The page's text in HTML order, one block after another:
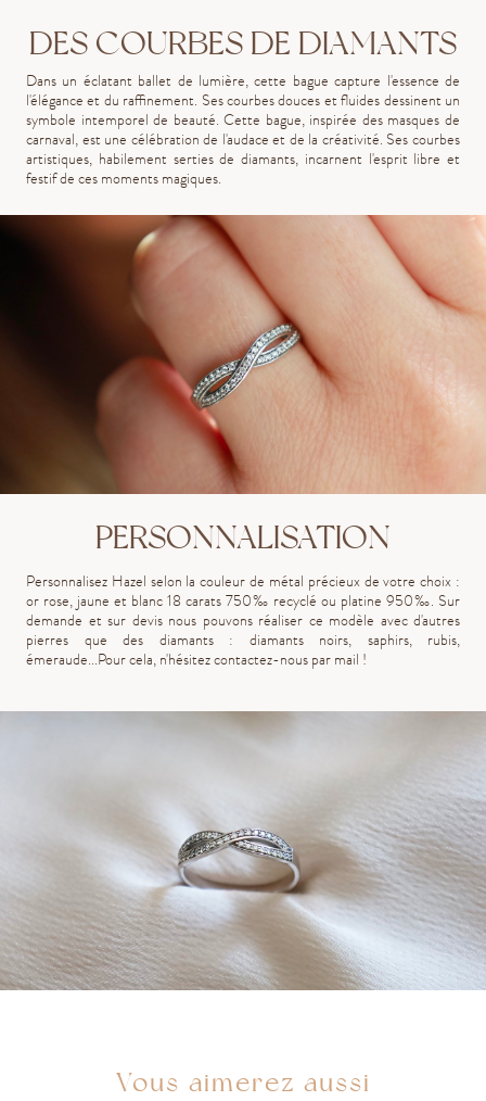
DES COURBES DE DIAMANTS
Dans un éclatant ballet de lumière, cette bague capture l'essence de
l'élégance et du raffinement. Ses courbes douces et fluides dessinent un
symbole intemporel de beauté. Cette bague, inspirée des masques de
carnaval, est une célébration de l'audace et de la créativité. Ses courbes
artistiques, habilement serties de diamants, incarnent l'esprit libre et
festif de ces moments magiques.
PERSONNALISATION
Personnalisez Hazel selon la couleur de métal précieux de votre choix :
or rose, jaune et blanc 18 carats 750‰ recyclé ou platine 950‰. Sur
demande et sur devis nous pouvons réaliser ce modèle avec d'autres
pierres que des diamants : diamants noirs, saphirs, rubis,
émeraude...Pour cela, n'hésitez contactez-nous par mail !
Vous aimerez aussi